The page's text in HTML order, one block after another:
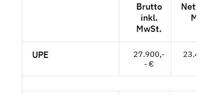
Brutto
inkl.
MwSt.
Netto
MwSt.
UPE
27.900,-
- €